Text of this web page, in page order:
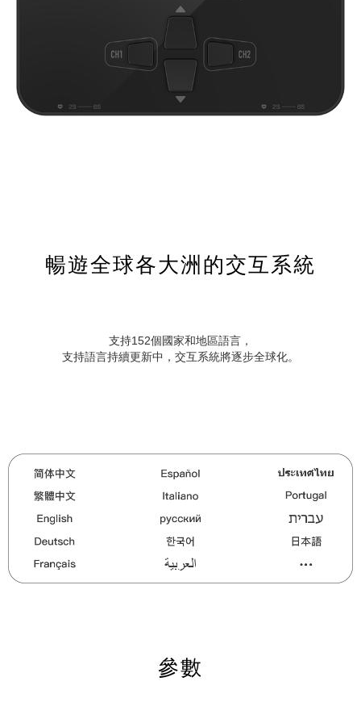
暢遊全球各大洲的交互系統
支持152個國家和地區語言，
支持語言持續更新中，交互系統將逐步全球化。
參數